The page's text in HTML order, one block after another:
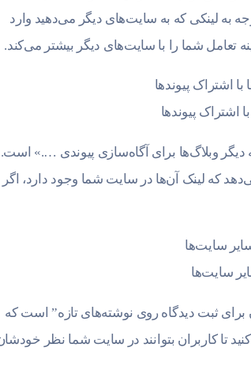
به لینکی که به سایت‌های دیگر می‌دهید وارد
شما را با سایت‌های دیگر بیشتر می‌کند.
اشتراک پیوندها
دیگر وبلاگ‌ها برای آگاه‌سازی پیوندی ….» است.
که لینک آن‌ها در سایت شما وجود دارد، اگر
سایت‌ها
ثبت دیدگاه روی نوشته‌های تازه” است که
تا کاربران بتوانند در سایت شما نظر